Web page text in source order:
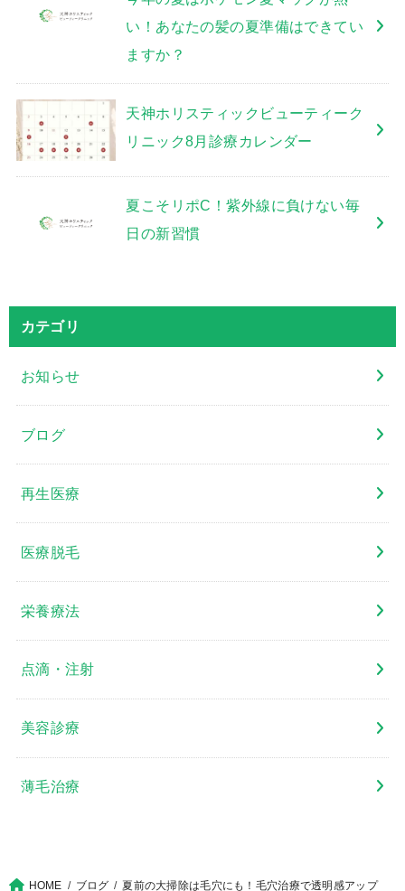
い！あなたの髪の夏準備はできてい
ますか？
天神ホリスティックビューティーク
リニック8月診療カレンダー
夏こそリポC！紫外線に負けない毎
日の新習慣
カテゴリ
お知らせ
ブログ
再生医療
医療脱毛
栄養療法
点滴・注射
美容診療
薄毛治療
HOME ブログ 夏前の大掃除は毛穴にも！毛穴治療で透明感アップ